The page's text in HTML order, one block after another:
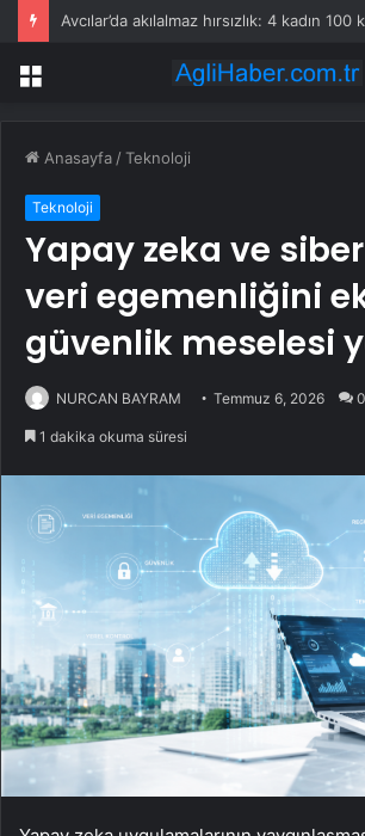
Menü
Anasayfa /Teknoloji
Teknoloji
Yapay zeka ve
veri egemenliğini
güvenlik meselesi
NURCAN BAYRAM Temmuz 6, 2026 0
1 dakika okuma süresi